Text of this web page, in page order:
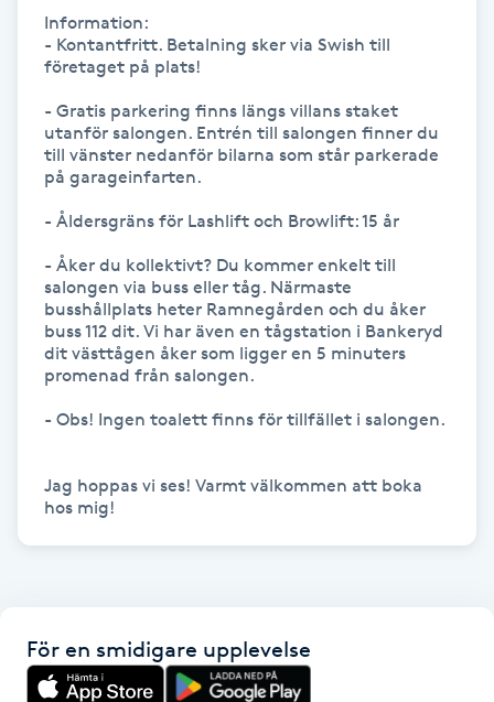
Gelenaglar
Gellack
Gellack med förstärkning
Gravidyoga
Gruppträning
Gua Sha-massage
Hatha Yoga
Headspa
Herrklippning
Information:
- Kontantfritt. Betalning sker via Swish till
företaget på plats!
- Gratis parkering finns längs villans staket
utanför salongen. Entrén till salongen finner du
till vänster nedanför bilarna som står parkerade
på garageinfarten.
- Åldersgräns för Lashlift och Browlift: 15 år
- Åker du kollektivt? Du kommer enkelt till
salongen via buss eller tåg. Närmaste
busshållplats heter Ramnegården och du åker
buss 112 dit. Vi har även en tågstation i Bankeryd
dit västtågen åker som ligger en 5 minuters
promenad från salongen.
- Obs! Ingen toalett finns för tillfället i salongen.
Jag hoppas vi ses! Varmt välkommen att boka
hos mig!
För en smidigare upplevelse